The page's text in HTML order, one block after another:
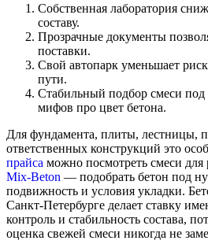
Собственная лаборатория
составу.
Прозрачные документы
поставки.
Свой автопарк уменьшает
пути.
Стабильный подбор смеси
мифов про цвет бетона.
Для фундамента, плиты, лестницы,
ответственных конструкций это
прайса можно посмотреть смеси для
Mix-Beton — подобрать бетон под
подвижность и условия укладки.
Санкт-Петербурге делает ставку
контроль и стабильность состава,
оценка свежей смеси никогда не